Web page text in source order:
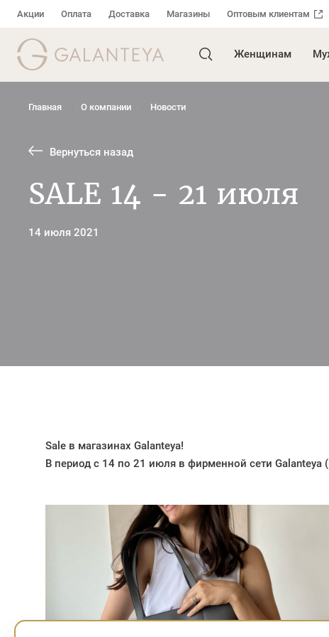
Акции Оплата Доставка Магазины Оптовым клиентам
Женщинам
Главная О компании Новости
Вернуться назад
SALE 14 - 21 июля
14 июля 2021
Sale в магазинах Galanteya!
В период с 14 по 21 июля в фирменной сети Galanteya